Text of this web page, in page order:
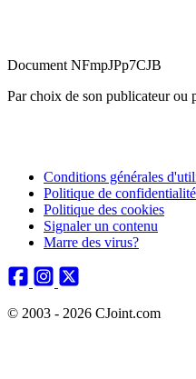
Document NFmpJPp7CJB
Par choix de son publicateur ou
Conditions générales
Politique de confidentialité
Politique des cookies
Signaler un contenu
Marre des virus?
© 2003 - 2026 CJoint.com